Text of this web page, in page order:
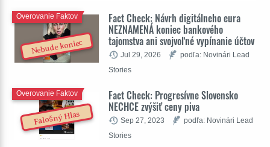
Nebude koniec
Fact Check: Návrh digitálneho eura
NEZNAMENÁ koniec bankového
tajomstva ani svojvoľné vypínanie účtov
Overovanie Faktov
Jul 29, 2026
podľa: Novinári Lead
Stories
Falošný Hlas
Fact Check: Progresívne Slovensko
NECHCE zvýšiť ceny piva
Overovanie Faktov
Sep 27, 2023
podľa: Novinári Lead
Stories